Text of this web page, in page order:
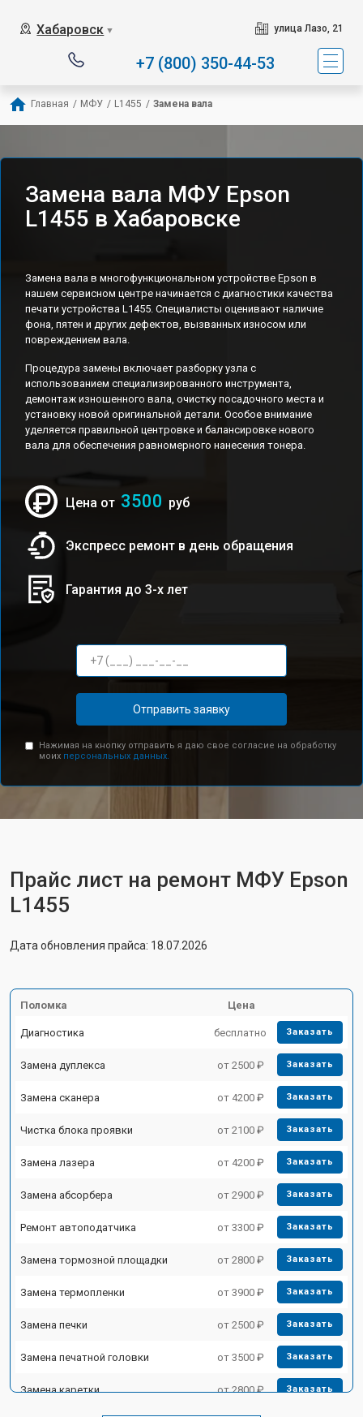
Хабаровск ▼ улица Лазо, 21
+7 (800) 350-44-53
Главная / МФУ / L1455 / Замена вала
Замена вала МФУ Epson
L1455 в Хабаровске
Замена вала в многофункциональном устройстве Epson в
нашем сервисном центре начинается с диагностики качества
печати устройства L1455. Специалисты оценивают наличие
фона, пятен и других дефектов, вызванных износом или
повреждением вала.
Процедура замены включает разборку узла с
использованием специализированного инструмента,
демонтаж изношенного вала, очистку посадочного места и
установку новой оригинальной детали. Особое внимание
уделяется правильной центровке и балансировке нового
вала для обеспечения равномерного нанесения тонера.
Цена от 3500 руб
Экспресс ремонт в день обращения
Гарантия до 3-х лет
Отправить заявку
Нажимая на кнопку отправить я даю свое согласие на обработку
моих персональных данных.
Прайс лист на ремонт МФУ Epson
L1455
Дата обновления прайса: 18.07.2026
Поломка Цена
Диагностика бесплатно Заказать
Замена дуплекса от 2500 ₽ Заказать
Замена сканера от 4200 ₽ Заказать
Чистка блока проявки от 2100 ₽ Заказать
Замена лазера от 4200 ₽ Заказать
Замена абсорбера от 2900 ₽ Заказать
Ремонт автоподатчика от 3300 ₽ Заказать
Замена тормозной площадки от 2800 ₽ Заказать
Замена термопленки от 3900 ₽ Заказать
Замена печки от 2500 ₽ Заказать
Замена печатной головки от 3500 ₽ Заказать
Замена каретки от 2800 ₽ Заказать